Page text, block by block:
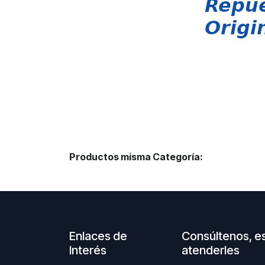
Productos misma Categoría:
Enlaces de
Interés
Consúltenos,
atenderles